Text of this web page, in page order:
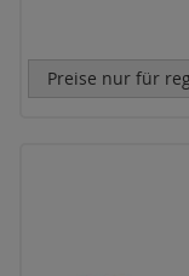
Preise nur für